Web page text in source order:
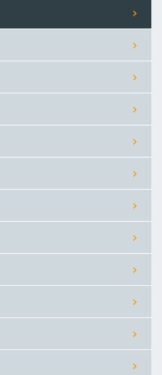
사토
병원앞
미네
사토
병원앞
미네